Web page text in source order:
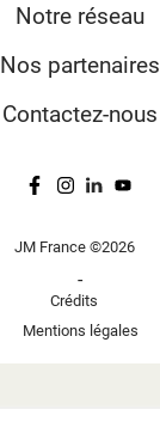
Notre réseau
Nos partenaires
Contactez-nous
JM France ©2026
-
Crédits
Mentions légales